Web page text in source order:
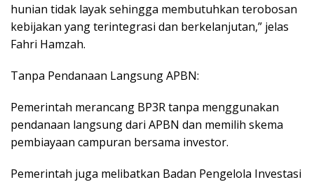
hunian tidak layak sehingga membutuhkan terobosan
kebijakan yang terintegrasi dan berkelanjutan,” jelas
Fahri Hamzah.
Tanpa Pendanaan Langsung APBN:
Pemerintah merancang BP3R tanpa menggunakan
pendanaan langsung dari APBN dan memilih skema
pembiayaan campuran bersama investor.
Pemerintah juga melibatkan Badan Pengelola Investasi